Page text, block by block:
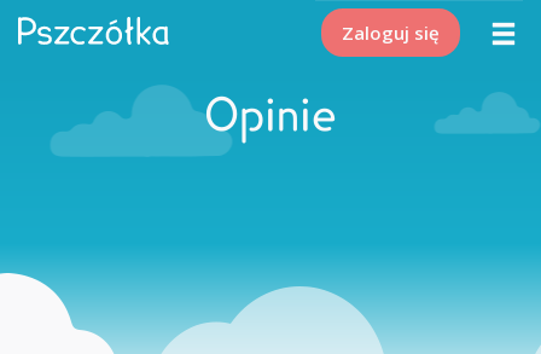
Zaloguj się
Opinie